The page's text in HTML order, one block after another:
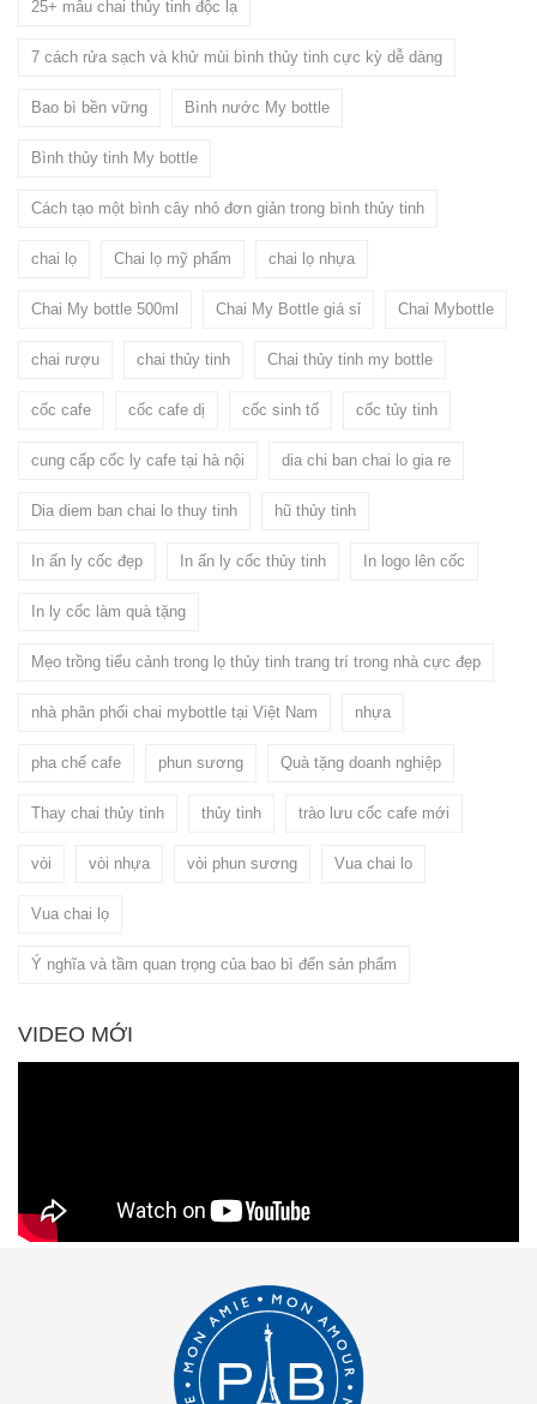
25+ mẫu chai thủy tinh độc lạ
7 cách rửa sạch và khử mùi bình thủy tinh cực kỳ dễ dàng
Bao bì bền vững Bình nước My bottle
Bình thủy tinh My bottle
Cách tạo một bình cây nhỏ đơn giản trong bình thủy tinh
chai lọ Chai lọ mỹ phẩm chai lọ nhựa
Chai My bottle 500ml Chai My Bottle giá sỉ Chai Mybottle
chai rượu chai thủy tinh Chai thủy tinh my bottle
cốc cafe cốc cafe dị cốc sinh tố cốc tủy tinh
cung cấp cốc ly cafe tại hà nội dia chi ban chai lo gia re
Dia diem ban chai lo thuy tinh hũ thủy tinh
In ấn ly cốc đẹp In ấn ly cốc thủy tinh In logo lên cốc
In ly cốc làm quà tặng
Mẹo trồng tiểu cảnh trong lọ thủy tinh trang trí trong nhà cực đẹp
nhà phân phối chai mybottle tại Việt Nam nhựa
pha chế cafe phun sương Quà tặng doanh nghiệp
Thay chai thủy tinh thủy tinh trào lưu cốc cafe mới
vòi vòi nhựa vòi phun sương Vua chai lo
Vua chai lọ
Ý nghĩa và tầm quan trọng của bao bì đến sản phẩm
VIDEO MỚI